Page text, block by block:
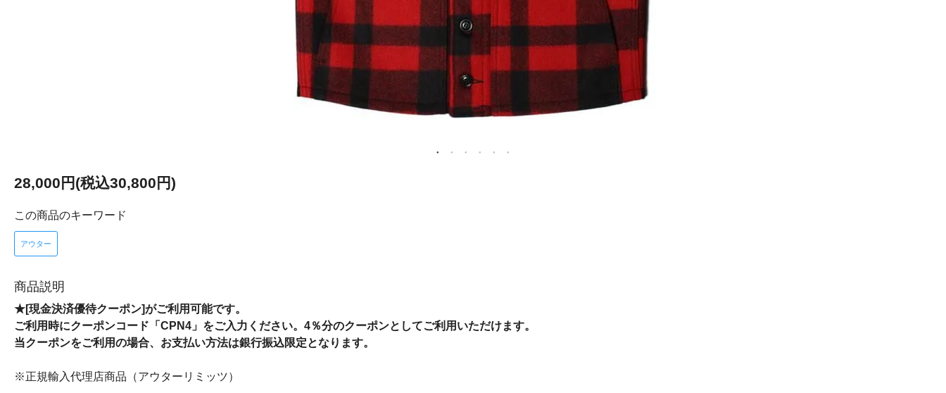
28,000円(税込30,800円)
この商品のキーワード
アウター
商品説明
★[現金決済優待クーポン]がご利用可能です。
ご利用時にクーポンコード「CPN4」をご入力ください。4％分のクーポンとしてご利用いただけます。
当クーポンをご利用の場合、お支払い方法は銀行振込限定となります。
※正規輸入代理店商品（アウターリミッツ）